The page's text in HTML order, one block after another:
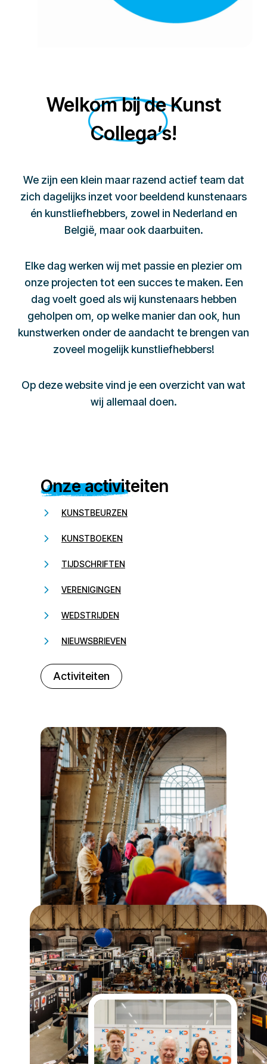
Welkom bij de Kunst
Collega’s!
We zijn een klein maar razend actief team dat
zich dagelijks inzet voor beeldend kunstenaars
én kunstliefhebbers, zowel in Nederland en
België, maar ook daarbuiten.
Elke dag werken wij met passie en plezier om
onze projecten tot een succes te maken. Een
dag voelt goed als wij kunstenaars hebben
geholpen om, op welke manier dan ook, hun
kunstwerken onder de aandacht te brengen van
zoveel mogelijk kunstliefhebbers!
Op deze website vind je een overzicht van wat
wij allemaal doen.
Onze activiteiten
KUNSTBEURZEN
KUNSTBOEKEN
TIJDSCHRIFTEN
VERENIGINGEN
WEDSTRIJDEN
NIEUWSBRIEVEN
Activiteiten
232323